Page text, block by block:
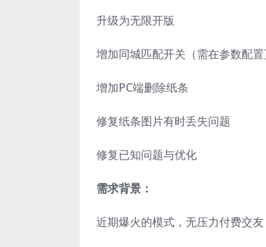
升级为无限开版
增加同城匹配开关（需在参数配置
增加PC端删除纸条
修复纸条图片有时丢失问题
修复已知问题与优化
需求背景：
近期爆火的模式，无压力付费交